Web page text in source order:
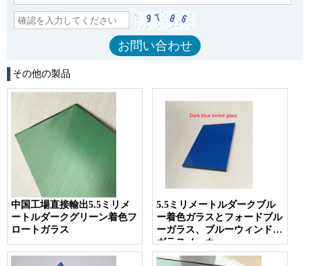
その他の製品
中国工場直接輸出5.5ミリメ
ートルダークグリーン着色フ
ロートガラス
5.5ミリメートルダークブル
ー着色ガラスとフォードブル
ーガラス、ブルーウィンドウ
ガラスメーカー